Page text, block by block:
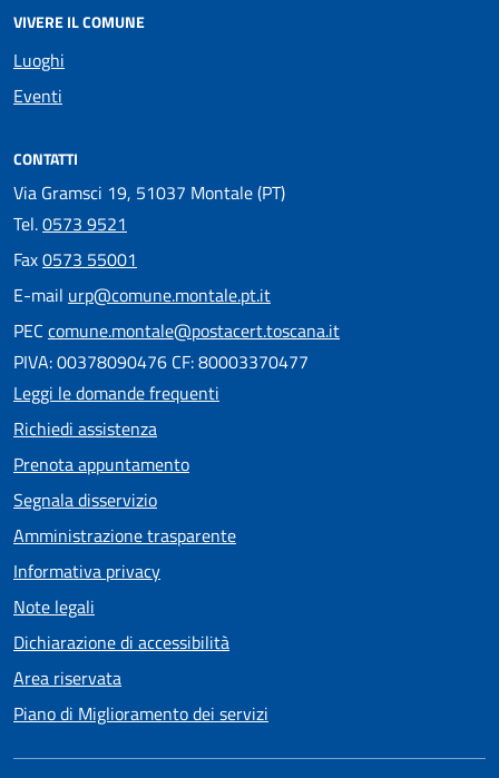
VIVERE IL COMUNE
Luoghi
Eventi
CONTATTI
Via Gramsci 19, 51037 Montale (PT)
Tel.0573 9521
Fax0573 55001
E-mail urp@comune.montale.pt.it
PEC comune.montale@postacert.toscana.it
PIVA: 00378090476 CF: 80003370477
Leggi le domande frequenti
Richiedi assistenza
Prenota appuntamento
Segnala disservizio
Amministrazione trasparente
Informativa privacy
Note legali
Dichiarazione di accessibilità
Area riservata
Piano di Miglioramento dei servizi